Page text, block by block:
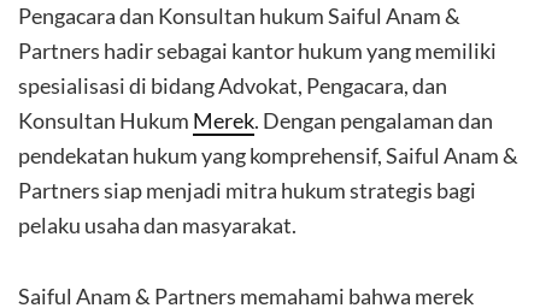
Pengacara dan Konsultan hukum Saiful Anam &
Partners hadir sebagai kantor hukum yang memiliki
spesialisasi di bidang Advokat, Pengacara, dan
Konsultan Hukum Merek. Dengan pengalaman dan
pendekatan hukum yang komprehensif, Saiful Anam &
Partners siap menjadi mitra hukum strategis bagi
pelaku usaha dan masyarakat.
Saiful Anam & Partners memahami bahwa merek